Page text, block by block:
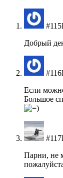
#115
Добрый
#116
Если
Большое
#117
Парни, не